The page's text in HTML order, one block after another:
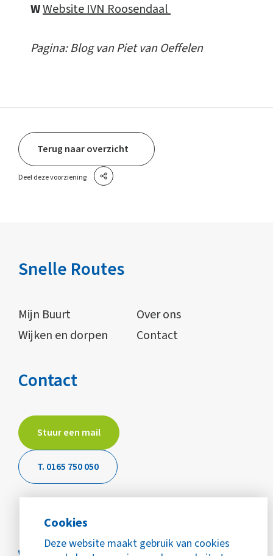
Cookies
Deze website maakt gebruik van cookies
WWebsite IVN Roosendaal
Pagina: Blog van Piet van Oeffelen
Terug naar overzicht
Deel deze voorziening
Snelle Routes
Mijn Buurt
Over ons
Wijken en dorpen
Contact
Contact
Stuur een mail
T. 0165 750 050